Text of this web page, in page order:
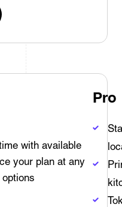
with available
your plan at any
Pro